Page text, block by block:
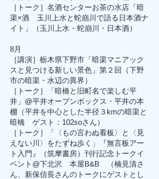
［トーク］名酒センターお茶の水店「暗
渠×酒 玉川上水と蛇崩川で語る日本酒ナ
イト」（玉川上水・蛇崩川・日本酒）
8月
［講演］ 栃木県下野市「暗渠マニアック
スと見つける新しい景色」第２回
（下野
市の暗渠・水辺の異界）
［トーク］
「暗橋と旧町名で楽しむ平
井」@平井オープンボックス・平井の本
棚（平井を中心とした半径３kmの暗渠と
暗橋 ゲスト：102soさん）
［ トーク］
「〈もの言わぬ看板〉と〈見
えない川〉をたずね歩く」『無言板アー
ト入門』（筑摩書房）刊行記念トークイ
ベント@下北沢 本屋B&B （楠見清さ
ん、新保信長さんのトークにゲストとし